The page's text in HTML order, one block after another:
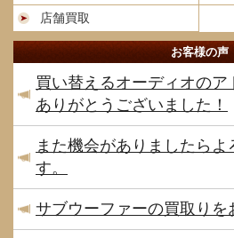
店舗買取
お客様の声
買い替えるオーディオのア
ありがとうございました！
また機会がありましたらよ
す。
サブウーファーの買取りを